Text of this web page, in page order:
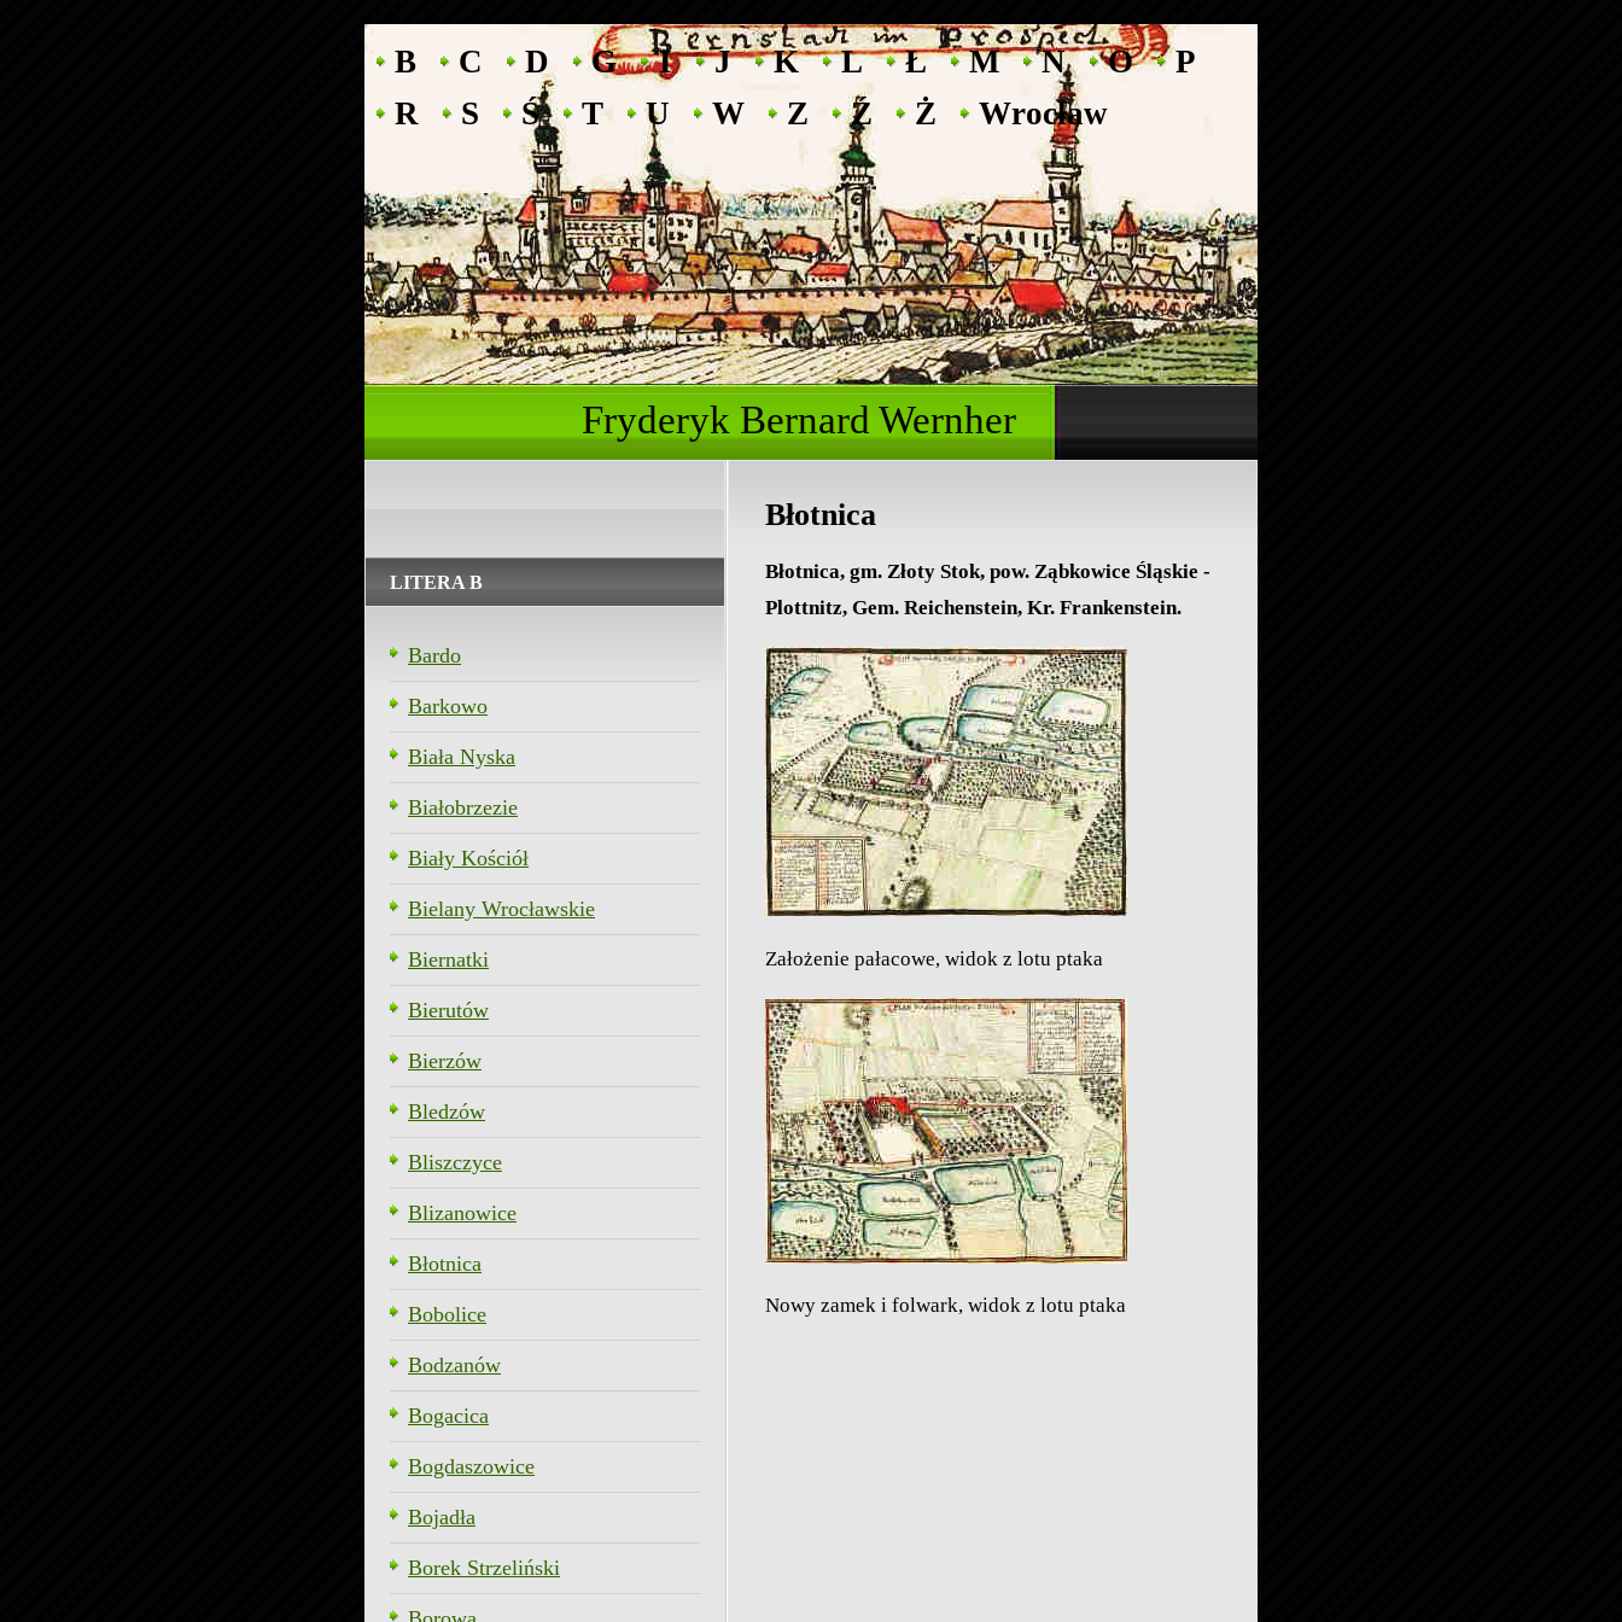
B C D G I J K L Ł M N O
P
R
S Ś T U W Z Ź Ż Wrocław
Fryderyk Bernard Wernher
Błotnica
Błotnica, gm. Złoty Stok, pow. Ząbkowice Śląskie -
Plottnitz, Gem. Reichenstein, Kr. Frankenstein.
Założenie pałacowe, widok z lotu ptaka
Nowy zamek i folwark, widok z lotu ptaka
LITERA B
Bardo
Barkowo
Biała Nyska
Białobrzezie
Biały Kościół
Bielany Wrocławskie
Biernatki
Bierutów
Bierzów
Bledzów
Bliszczyce
Blizanowice
Błotnica
Bobolice
Bodzanów
Bogacica
Bogdaszowice
Bojadła
Borek Strzeliński